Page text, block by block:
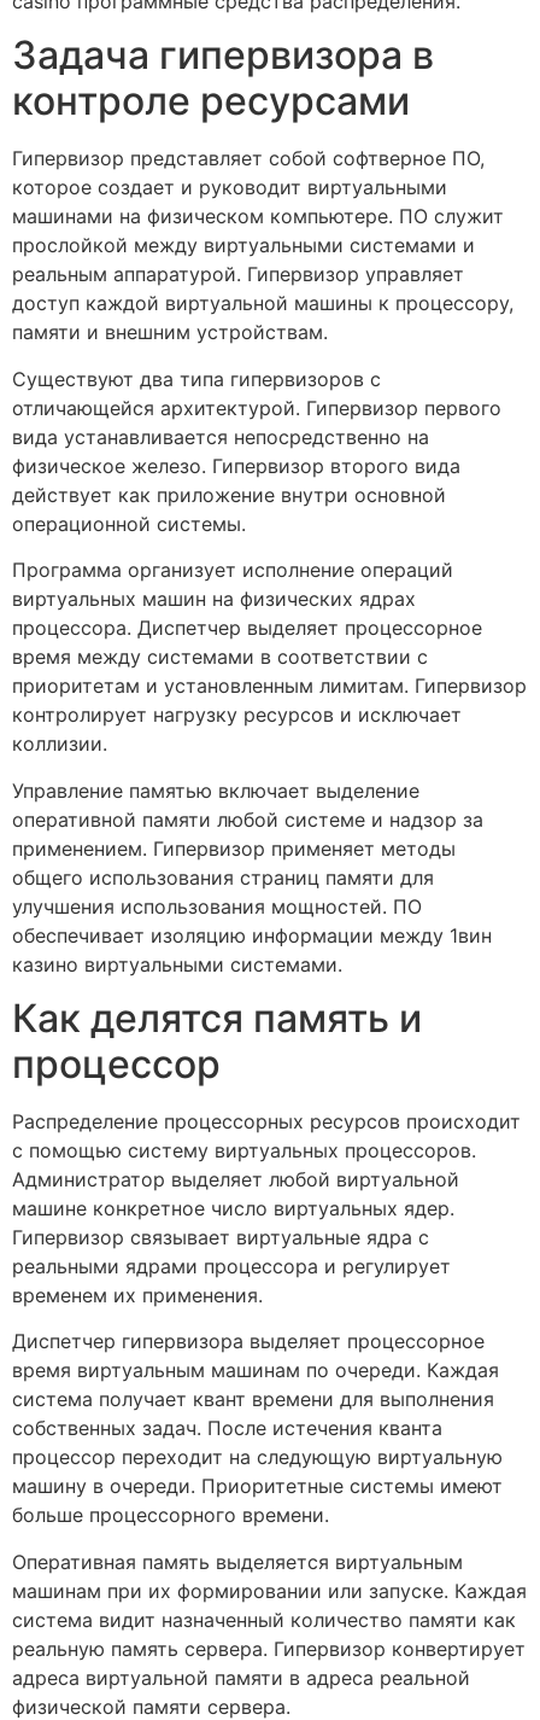
Задача гипервизора в
контроле ресурсами
Гипервизор представляет собой софтверное ПО,
которое создает и руководит виртуальными
машинами на физическом компьютере. ПО служит
прослойкой между виртуальными системами и
реальным аппаратурой. Гипервизор управляет
доступ каждой виртуальной машины к процессору,
памяти и внешним устройствам.
Существуют два типа гипервизоров с
отличающейся архитектурой. Гипервизор первого
вида устанавливается непосредственно на
физическое железо. Гипервизор второго вида
действует как приложение внутри основной
операционной системы.
Программа организует исполнение операций
виртуальных машин на физических ядрах
процессора. Диспетчер выделяет процессорное
время между системами в соответствии с
приоритетам и установленным лимитам. Гипервизор
контролирует нагрузку ресурсов и исключает
коллизии.
Управление памятью включает выделение
оперативной памяти любой системе и надзор за
применением. Гипервизор применяет методы
общего использования страниц памяти для
улучшения использования мощностей. ПО
обеспечивает изоляцию информации между 1вин
казино виртуальными системами.
Как делятся память и
процессор
Распределение процессорных ресурсов происходит
с помощью систему виртуальных процессоров.
Администратор выделяет любой виртуальной
машине конкретное число виртуальных ядер.
Гипервизор связывает виртуальные ядра с
реальными ядрами процессора и регулирует
временем их применения.
Диспетчер гипервизора выделяет процессорное
время виртуальным машинам по очереди. Каждая
система получает квант времени для выполнения
собственных задач. После истечения кванта
процессор переходит на следующую виртуальную
машину в очереди. Приоритетные системы имеют
больше процессорного времени.
Оперативная память выделяется виртуальным
машинам при их формировании или запуске. Каждая
система видит назначенный количество памяти как
реальную память сервера. Гипервизор конвертирует
адреса виртуальной памяти в адреса реальной
физической памяти сервера.